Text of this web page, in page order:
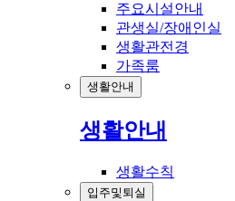
주요시설안내
관생실/장애인실
생활관전경
가족룸
생활안내
생활안내
생활수칙
입주및퇴실